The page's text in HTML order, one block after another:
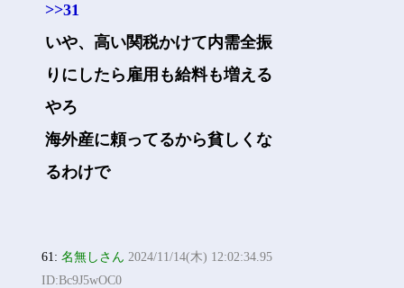
>>31
いや、高い関税かけて内需全振
りにしたら雇用も給料も増える
やろ
海外産に頼ってるから貧しくな
るわけで
61:名無しさん 2024/11/14(木) 12:02:34.95
ID:Bc9J5wOC0